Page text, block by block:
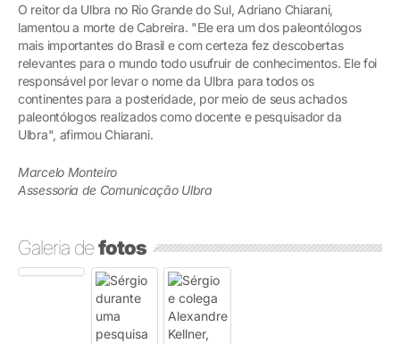
O reitor da Ulbra no Rio Grande do Sul, Adriano Chiarani,
lamentou a morte de Cabreira. "Ele era um dos paleontólogos
mais importantes do Brasil e com certeza fez descobertas
relevantes para o mundo todo usufruir de conhecimentos. Ele foi
responsável por levar o nome da Ulbra para todos os
continentes para a posteridade, por meio de seus achados
paleontólogos realizados como docente e pesquisador da
Ulbra", afirmou Chiarani.
Marcelo Monteiro
Assessoria de Comunicação Ulbra
Galeria defotos